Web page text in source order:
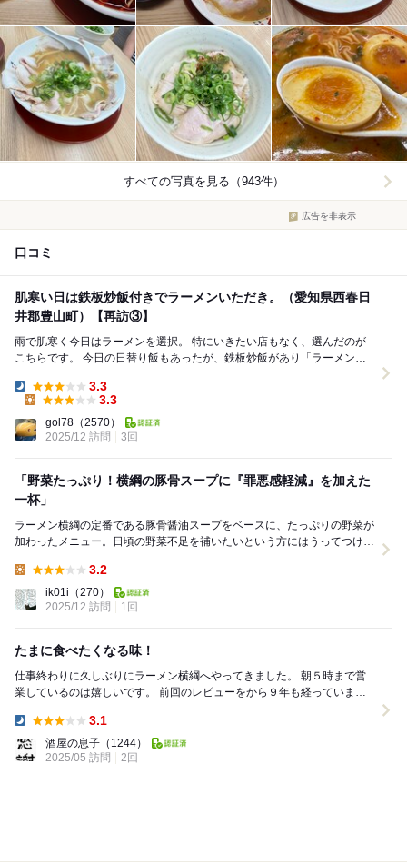
すべての写真を見る（943件）
広告を非表示
口コミ
肌寒い日は鉄板炒飯付きでラーメンいただき。（愛知県西春日
井郡豊山町）【再訪③】
雨で肌寒く今日はラーメンを選択。 特にいきたい店もなく、選んだのが
こちらです。 今日の日替り飯もあったが、鉄板炒飯があり「ラーメン」
Dinner:
3.3
3.3
gol78 （2570）
2025/12 訪問
3回
「野菜たっぷり！横綱の豚骨スープに『罪悪感軽減』を加えた
一杯」
ラーメン横綱の定番である豚骨醤油スープをベースに、たっぷりの野菜が
加わったメニュー。日頃の野菜不足を補いたいという方にはうってつけの
3.2
ik01i （270）
2025/12 訪問
1回
たまに食べたくなる味！
仕事終わりに久しぶりにラーメン横綱へやってきました。 朝５時まで営
業しているのは嬉しいです。 前回のレビューをから９年も経っていまし
3.1
酒屋の息子 （1244）
2025/05 訪問
2回